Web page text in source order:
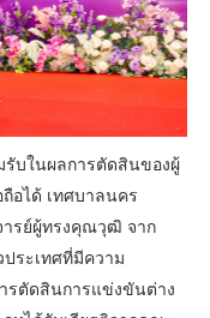
รับในผลการตัดสินของผู้
อได้ เทศบาลนคร
รย์ผู้ทรงคุณวุฒิ จาก
ระเทศที่มีความ
รตัดสินการแข่งขันต่าง